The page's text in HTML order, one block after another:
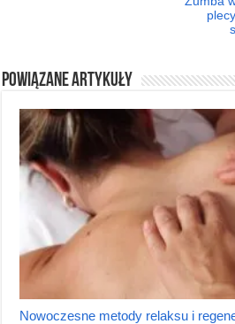
Powiązane artykuły
Nowoczesne metody relaksu i